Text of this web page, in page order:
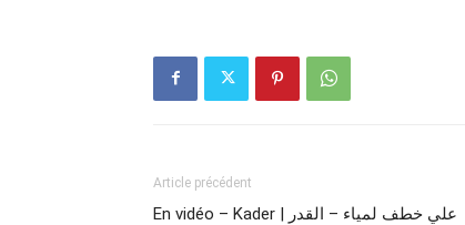
Article précédent
En vidéo – Kader | علي خطف لمياء – القدر